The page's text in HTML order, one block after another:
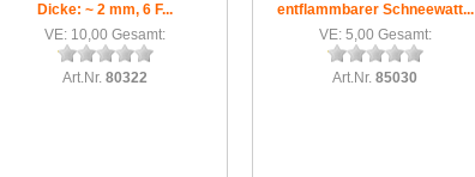
Dicke: ~ 2 mm, 6 F...
VE: 10,00 Gesamt:
Art.Nr. 80322
entflammbarer Schneewatt...
VE: 5,00 Gesamt:
Art.Nr. 85030